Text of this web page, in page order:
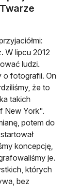
W lipcu 2012
ludzi.
o fotografii. On
że to
takich
New York".
potem do
koncepcję,
je.
których
bez